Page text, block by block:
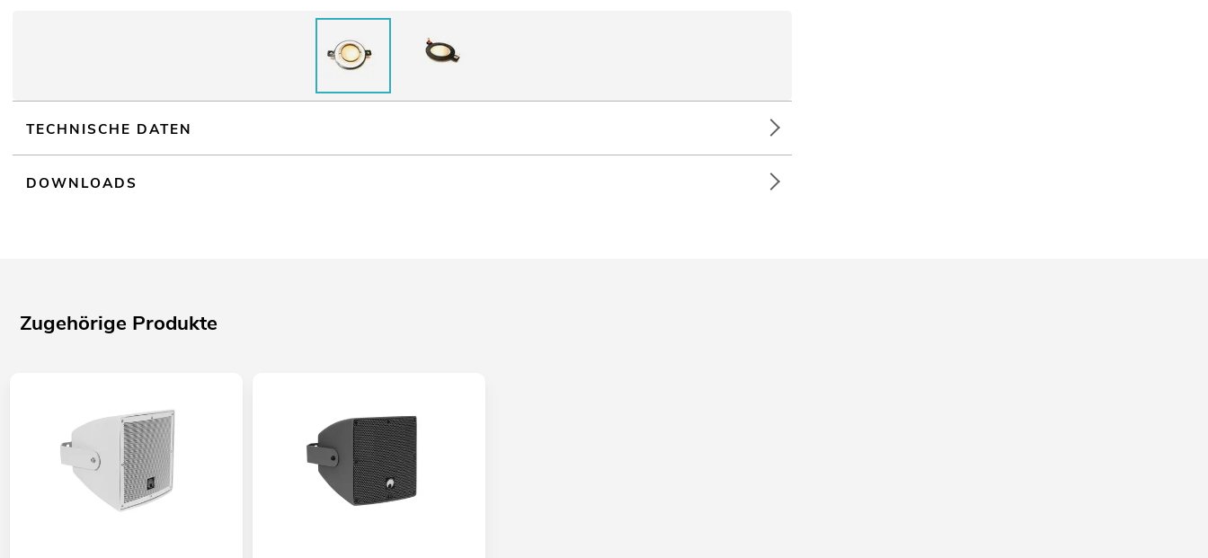
TECHNISCHE DATEN
DOWNLOADS
Zugehörige Produkte